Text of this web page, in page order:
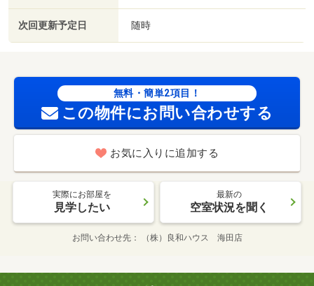
次回更新予定日 随時
無料・簡単2項目！
この物件にお問い合わせする
お気に入りに追加する
実際にお部屋を
見学したい
最新の
空室状況を聞く
お問い合わせ先 （株）良和ハウス 海田店